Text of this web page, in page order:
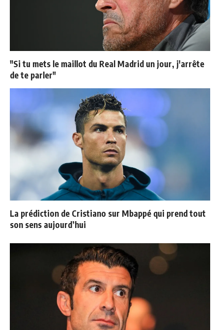
"Si tu mets le maillot du Real Madrid un jour, j'arrête
de te parler"
La prédiction de Cristiano sur Mbappé qui prend tout
son sens aujourd’hui